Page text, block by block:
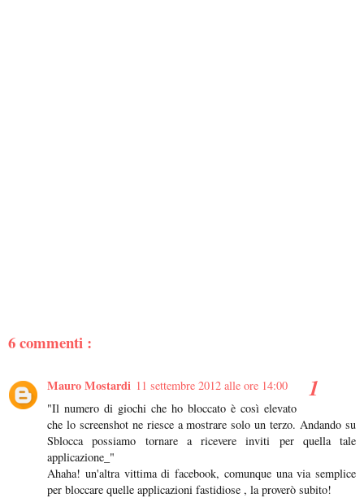
6 commenti :
Mauro Mostardi 11 settembre 2012 alle ore 14:00
"Il numero di giochi che ho bloccato è così elevato
che lo screenshot ne riesce a mostrare solo un terzo. Andando su
Sblocca possiamo tornare a ricevere inviti per quella tale
applicazione_"
Ahaha! un'altra vittima di facebook, comunque una via semplice
per bloccare quelle applicazioni fastidiose , la proverò subito!